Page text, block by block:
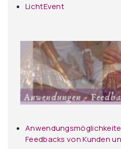
LichtEvent
Feedbacks von Kunden